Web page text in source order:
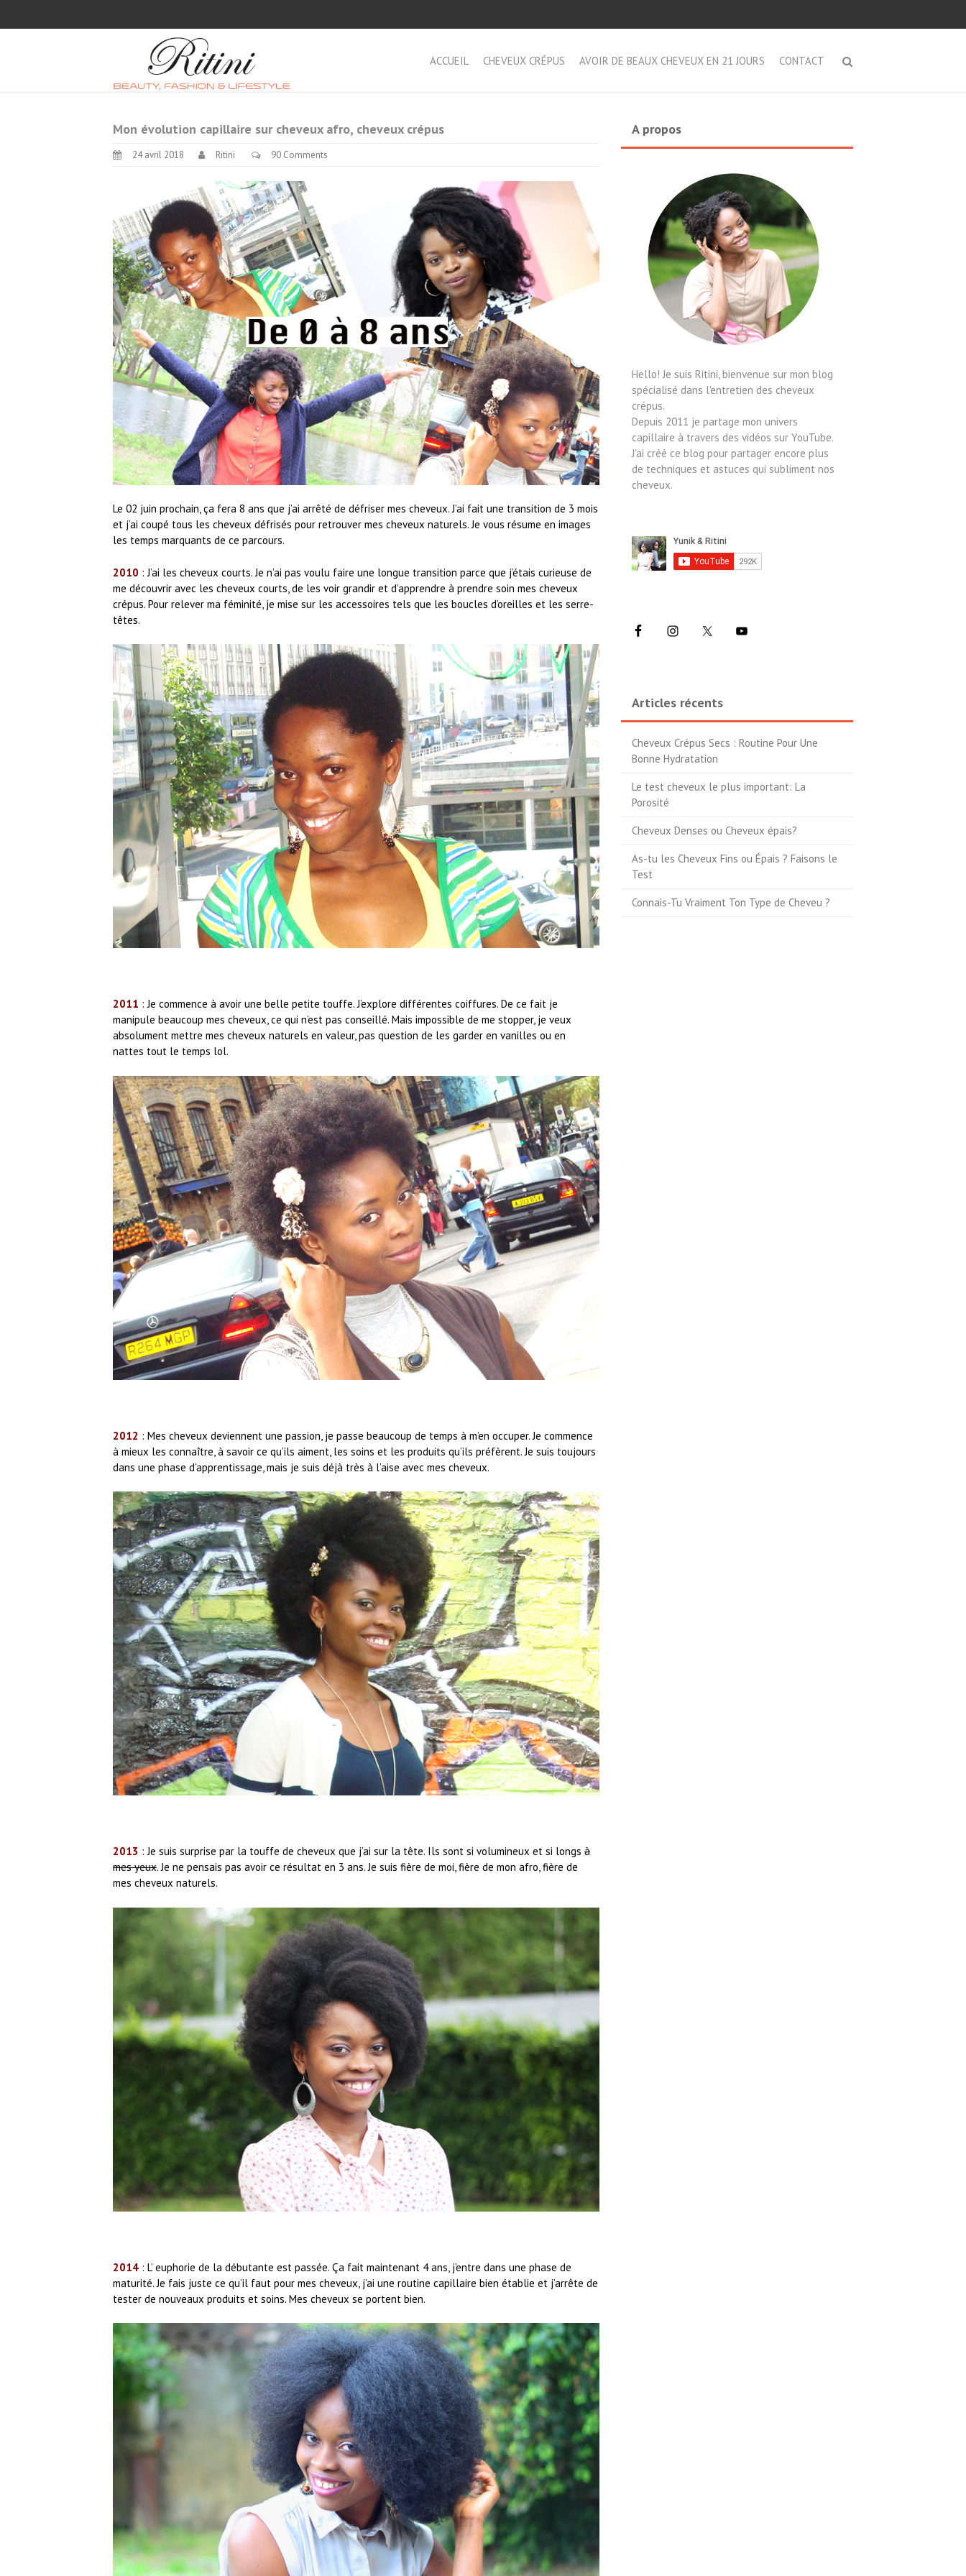
ACCUEIL CHEVEUX CRÉPUS AVOIR DE BEAUX CHEVEUX EN 21 JOURS CONTACT
Mon évolution capillaire sur cheveux afro, cheveux crépus
24 avril 2018 Ritini 90 Comments
Le 02 juin prochain, ça fera 8 ans que j’ai arrêté de défriser mes cheveux. J’ai fait une transition de 3 mois
et j’ai coupé tous les cheveux défrisés pour retrouver mes cheveux naturels. Je vous résume en images
les temps marquants de ce parcours.
2010 : J’ai les cheveux courts. Je n’ai pas voulu faire une longue transition parce que j’étais curieuse de
me découvrir avec les cheveux courts, de les voir grandir et d’apprendre à prendre soin mes cheveux
crépus. Pour relever ma féminité, je mise sur les accessoires tels que les boucles d’oreilles et les serre-
têtes.
2011 : Je commence à avoir une belle petite touffe. J’explore différentes coiffures. De ce fait je
manipule beaucoup mes cheveux, ce qui n’est pas conseillé. Mais impossible de me stopper, je veux
absolument mettre mes cheveux naturels en valeur, pas question de les garder en vanilles ou en
nattes tout le temps lol.
2012 : Mes cheveux deviennent une passion, je passe beaucoup de temps à m’en occuper. Je commence
à mieux les connaître, à savoir ce qu’ils aiment, les soins et les produits qu’ils préfèrent. Je suis toujours
dans une phase d’apprentissage, mais je suis déjà très à l’aise avec mes cheveux.
2013 : Je suis surprise par la touffe de cheveux que j’ai sur la tête. Ils sont si volumineux et si longs à
mes yeux. Je ne pensais pas avoir ce résultat en 3 ans. Je suis fière de moi, fière de mon afro, fière de
mes cheveux naturels.
2014 : L’ euphorie de la débutante est passée. Ça fait maintenant 4 ans, j’entre dans une phase de
maturité. Je fais juste ce qu’il faut pour mes cheveux, j’ai une routine capillaire bien établie et j’arrête de
tester de nouveaux produits et soins. Mes cheveux se portent bien.
A propos
Hello! Je suis Ritini, bienvenue sur mon blog
spécialisé dans l'entretien des cheveux
crépus.
Depuis 2011 je partage mon univers
capillaire à travers des vidéos sur YouTube.
J'ai créé ce blog pour partager encore plus
de techniques et astuces qui subliment nos
cheveux.
Articles récents
Cheveux Crépus Secs : Routine Pour Une
Bonne Hydratation
Le test cheveux le plus important: La
Porosité
Cheveux Denses ou Cheveux épais?
As-tu les Cheveux Fins ou Épais ? Faisons le
Test
Connais-Tu Vraiment Ton Type de Cheveu ?